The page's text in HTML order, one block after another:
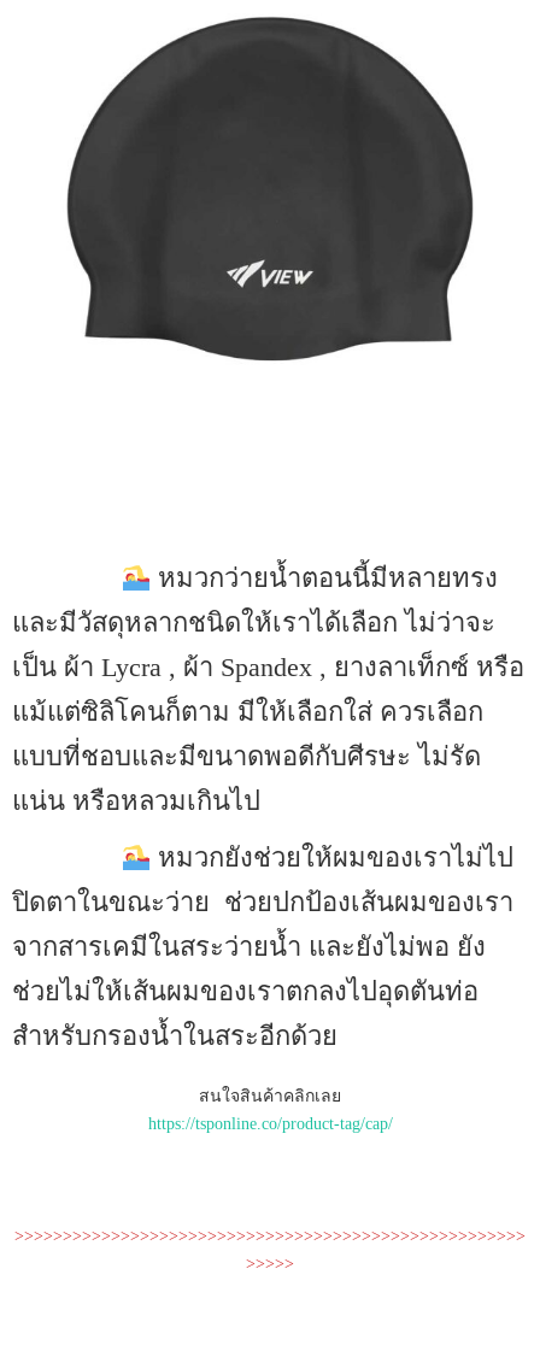
หมวกว่ายน้ำตอนนี้มีหลายทรง
และมีวัสดุหลากชนิดให้เราได้เลือก ไม่ว่าจะ
เป็น ผ้า Lycra , ผ้า Spandex , ยางลาเท็กซ์ หรือ
แม้แต่ซิลิโคนก็ตาม มีให้เลือกใส่ ควรเลือก
แบบที่ชอบและมีขนาดพอดีกับศีรษะ ไม่รัด
แน่น หรือหลวมเกินไป
หมวกยังช่วยให้ผมของเราไม่ไป
ปิดตาในขณะว่าย ช่วยปกป้องเส้นผมของเรา
จากสารเคมีในสระว่ายน้ำ และยังไม่พอ ยัง
ช่วยไม่ให้เส้นผมของเราตกลงไปอุดตันท่อ
สำหรับกรองน้ำในสระอีกด้วย
สนใจสินค้าคลิกเลย
https://tsponline.co/product-tag/cap/
>>>>>>>>>>>>>>>>>>>>>>>>>>>>>>>>>>>>>>>>>>>>>>>>>>>>>
>>>>>